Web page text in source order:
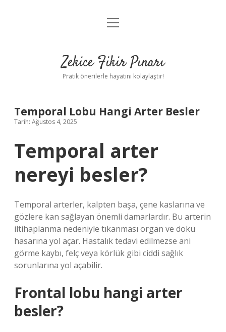
Anasayfa
Yasal Uyarı
menüyü
Zekice Fikir Pınarı
Pratik önerilerle hayatını kolaylaştır!
Temporal Lobu Hangi Arter Besler
Tarih: Ağustos 4, 2025
Temporal arter
nereyi besler?
Temporal arterler, kalpten başa, çene kaslarına ve
gözlere kan sağlayan önemli damarlardır. Bu arterin
iltihaplanma nedeniyle tıkanması organ ve doku
hasarına yol açar. Hastalık tedavi edilmezse ani
görme kaybı, felç veya körlük gibi ciddi sağlık
sorunlarına yol açabilir.
Frontal lobu hangi arter
besler?